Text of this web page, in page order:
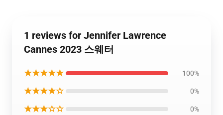
1 reviews for Jennifer Lawrence
Cannes 2023 스웨터
★★★★★ 100%
★★★★☆ 0%
★★★☆☆ 0%